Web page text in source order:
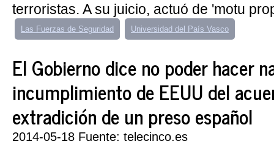
terroristas. A su juicio, actuó de 'motu
Las Fuerzas de Seguridad Universidad del País Vasco
El Gobierno dice no poder hacer
incumplimiento de EEUU del
extradición de un preso español
2014-05-18 Fuente: telecinco.es